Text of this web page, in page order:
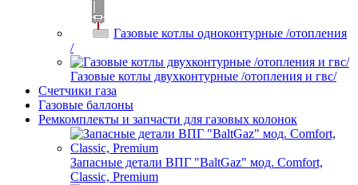
Газовые котлы одноконтурные /отопления
/
Газовые котлы двухконтурные /отопления и гвс/
Счетчики газа
Газовые баллоны
Ремкомплекты и запчасти для газовых колонок
Запасные детали ВПГ "BaltGaz" мод. Comfort,
Classic, Premium